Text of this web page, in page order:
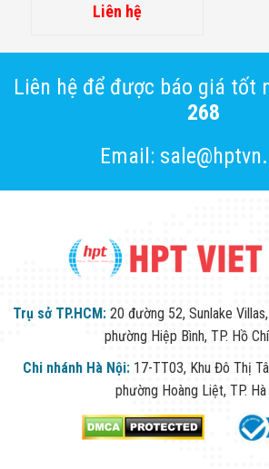
Liên hệ
Liên hệ để được báo giá tốt
268
Email:
Trụ sở TP.HCM: 20 đường 52, Sunlake
phường Hiệp Bình, TP. Hồ
Chi nhánh Hà Nội: 17-TT03, Khu Đô Thị
phường Hoàng Liệt, TP. Hà